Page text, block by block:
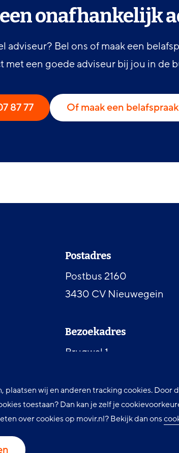
wij en anderen tracking cookies. Door
toestaan? Dan kan je zelf je
over cookies op movir.nl? Bekijk dan ons
onafhankelijk
Bel ons of maak een
met een goede adviseur bij jou in de
87 77 Of maak een belafspraak
Postadres
Postbus 2160
3430 CV Nieuwegein
Bezoekadres
Brugwal 1
Telefoon